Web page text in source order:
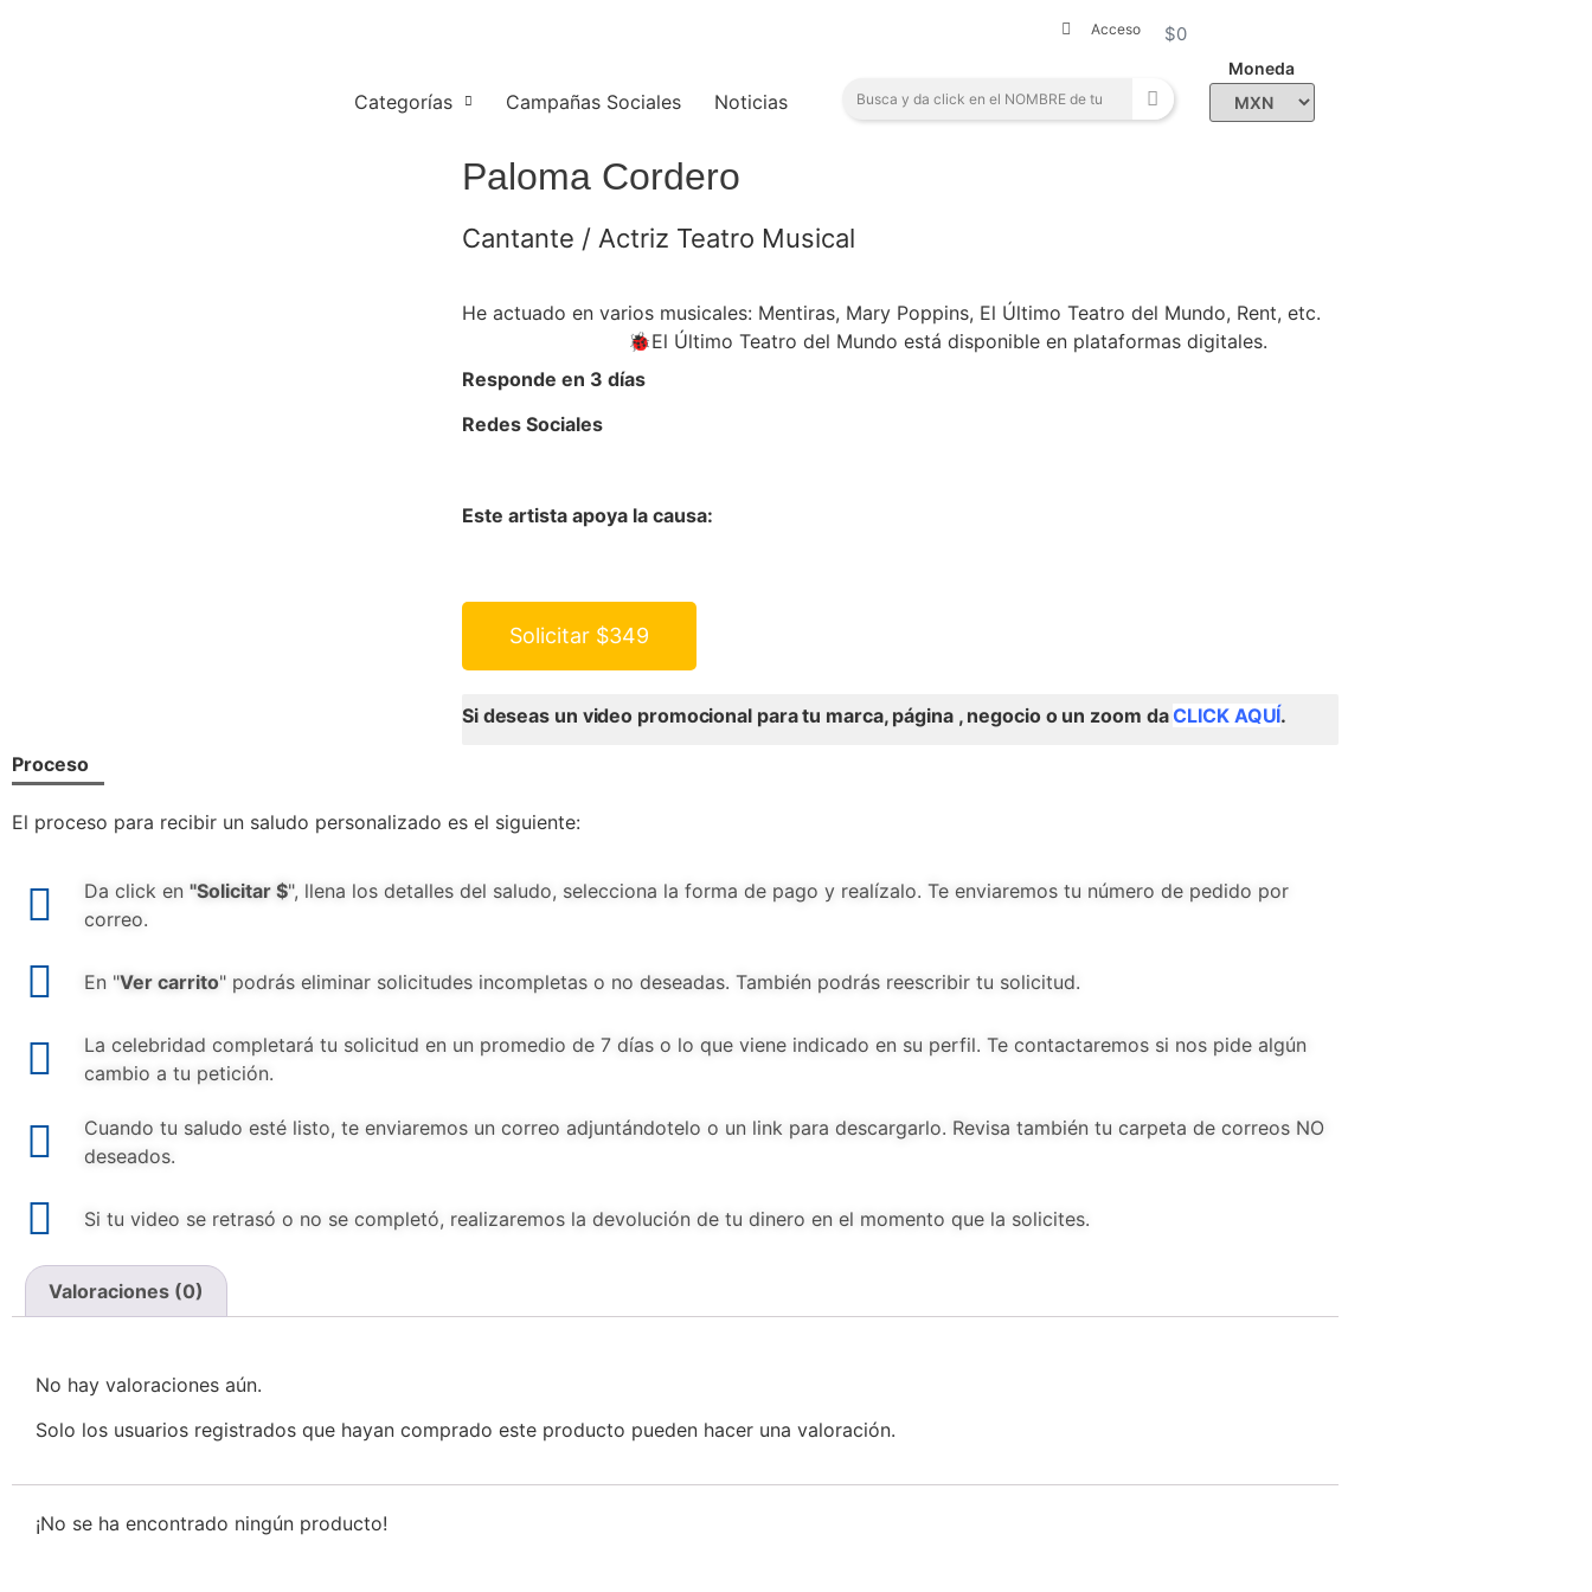
Acceso $0
Categorías Campañas Sociales Noticias
Moneda
Paloma Cordero
Cantante / Actriz Teatro Musical
He actuado en varios musicales: Mentiras, Mary Poppins, El Último Teatro del Mundo, Rent, etc.
🐞El Último Teatro del Mundo está disponible en plataformas digitales.
Responde en 3 días
Redes Sociales
Este artista apoya la causa:
Solicitar $349
Si deseas un video promocional para tu marca, página , negocio o un zoom daCLICK AQUÍ.
Proceso
El proceso para recibir un saludo personalizado es el siguiente:
Da click en "Solicitar $", llena los detalles del saludo, selecciona la forma de pago y realízalo. Te enviaremos tu número de pedido por
correo.
En "Ver carrito" podrás eliminar solicitudes incompletas o no deseadas. También podrás reescribir tu solicitud.
La celebridad completará tu solicitud en un promedio de 7 días o lo que viene indicado en su perfil. Te contactaremos si nos pide algún
cambio a tu petición.
Cuando tu saludo esté listo, te enviaremos un correo adjuntándotelo o un link para descargarlo. Revisa también tu carpeta de correos NO
deseados.
Si tu video se retrasó o no se completó, realizaremos la devolución de tu dinero en el momento que la solicites.
Valoraciones (0)
No hay valoraciones aún.
Solo los usuarios registrados que hayan comprado este producto pueden hacer una valoración.
¡No se ha encontrado ningún producto!